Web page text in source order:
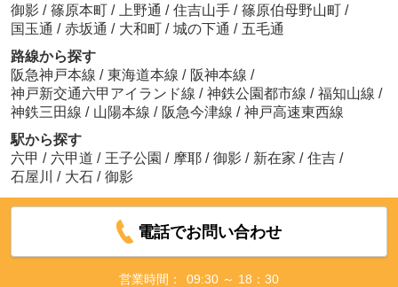
御影 / 篠原本町 / 上野通 / 住吉山手 / 篠原伯母野山町 /
国玉通 / 赤坂通 / 大和町 / 城の下通 / 五毛通
路線から探す
阪急神戸本線 / 東海道本線 / 阪神本線 /
神戸新交通六甲アイランド線 / 神鉄公園都市線 / 福知山線 /
神鉄三田線 / 山陽本線 / 阪急今津線 / 神戸高速東西線
駅から探す
六甲 / 六甲道 / 王子公園 / 摩耶 / 御影 / 新在家 / 住吉 /
石屋川
/ 大石 / 御影
電話でお問い合わせ
営業時間：
09:30 ～ 18：30